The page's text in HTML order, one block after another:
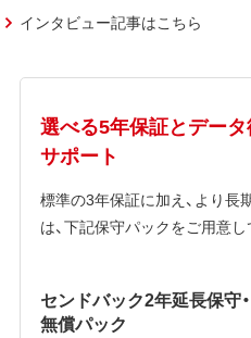
インタビュー記事はこちら
選べる5年保証とデー
サポート
標準の3年保証に加え、より長
は、下記保守パックをご用意し
センドバック2年延長保守
無償パック